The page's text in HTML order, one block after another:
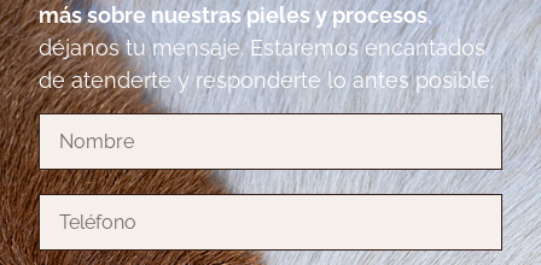
más sobre nuestras pieles y procesos,
déjanos tu mensaje. Estaremos encantados
de atenderte y responderte lo antes posible.